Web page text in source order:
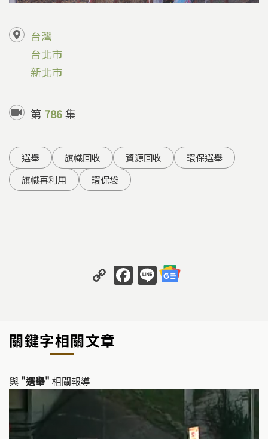
台灣
台北市
新北市
第 786集
選舉 旗幟回收 資源回收
環保選舉
旗幟再利用
環保袋
C
o
y
Li
k
F
a
o
k
Li
n
關鍵字相關文章
與 "選舉" 相關報導